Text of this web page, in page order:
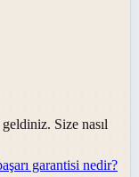
Size nasıl
garantisi nedir?